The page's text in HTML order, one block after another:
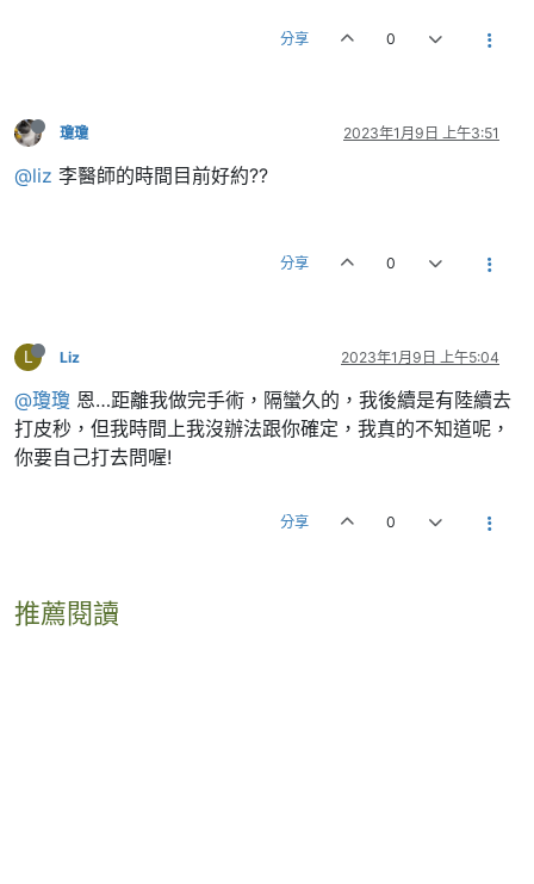
分享 0
瓊瓊 2023年1月9日 上午3:51
@liz 李醫師的時間目前好約??
分享 0
L Liz 2023年1月9日 上午5:04
@瓊瓊 恩…距離我做完手術，隔蠻久的，我後續是有陸續去
打皮秒，但我時間上我沒辦法跟你確定，我真的不知道呢，
你要自己打去問喔!
分享 0
推薦閱讀